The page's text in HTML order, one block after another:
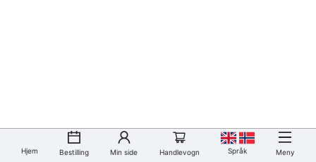
Hjem Bestilling Min side Handlevogn Språk Meny